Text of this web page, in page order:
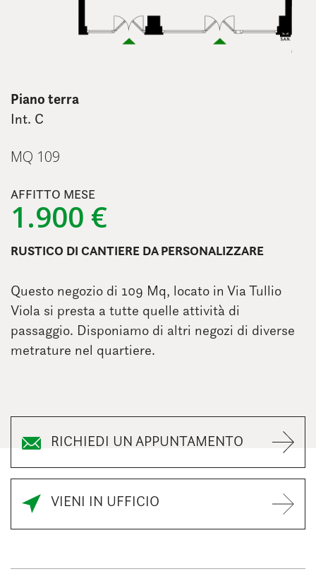
Piano terra
Int. C
MQ 109
AFFITTO MESE
1.900 €
RUSTICO DI CANTIERE DA PERSONALIZZARE
Questo negozio di 109 Mq, locato in Via Tullio
Viola si presta a tutte quelle attività di
passaggio. Disponiamo di altri negozi di diverse
metrature nel quartiere.
RICHIEDI UN APPUNTAMENTO
VIENI IN UFFICIO